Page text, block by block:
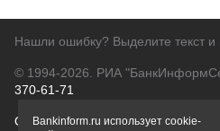
Нашли ошибку? Выделите текст и
© 1994-2026. РИА
370-61-71
О проектеПолитика
Bankinform.ru использует cookie-